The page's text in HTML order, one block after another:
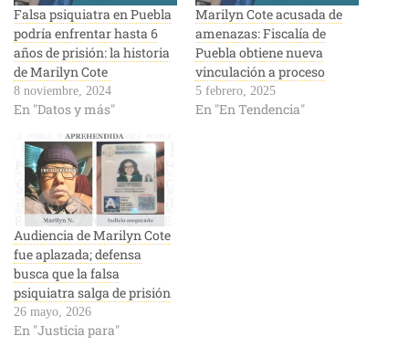
Falsa psiquiatra en Puebla
podría enfrentar hasta 6
años de prisión: la historia
de Marilyn Cote
8 noviembre, 2024
En "Datos y más"
Marilyn Cote acusada de
amenazas: Fiscalía de
Puebla obtiene nueva
vinculación a proceso
5 febrero, 2025
En "En Tendencia"
Audiencia de Marilyn Cote
fue aplazada; defensa
busca que la falsa
psiquiatra salga de prisión
26 mayo, 2026
En "Justicia para"